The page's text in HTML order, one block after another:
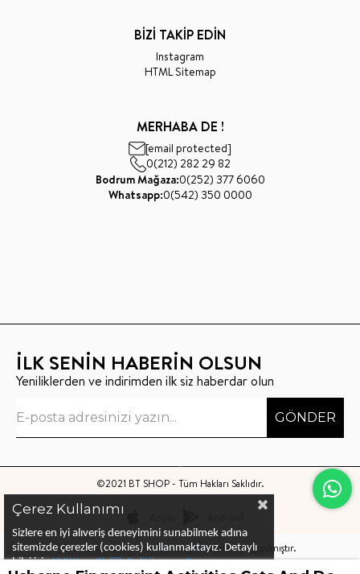
BİZİ TAKİP EDİN
Instagram
HTML Sitemap
MERHABA DE !
[email protected]
0(212) 282 29 82
Bodrum Mağaza:0(252) 377 6060
Whatsapp:0(542) 350 0000
İLK SENİN HABERİN OLSUN
Yeniliklerden ve indirimden ilk siz haberdar olun
GÖNDER
©2021 BT SHOP - Tüm Hakları Saklıdır.
Bu sitenin kurulumuKeyo Digitaltarafından yapılmıştır.
Çerez Kullanımı
Sizlere en iyi alıveriş deneyimini sunabilmek adına
sitemizde çerezler (cookies) kullanmaktayız. Detaylı
bilgi için KVKK ve Gizlilik Politikası veÇerez